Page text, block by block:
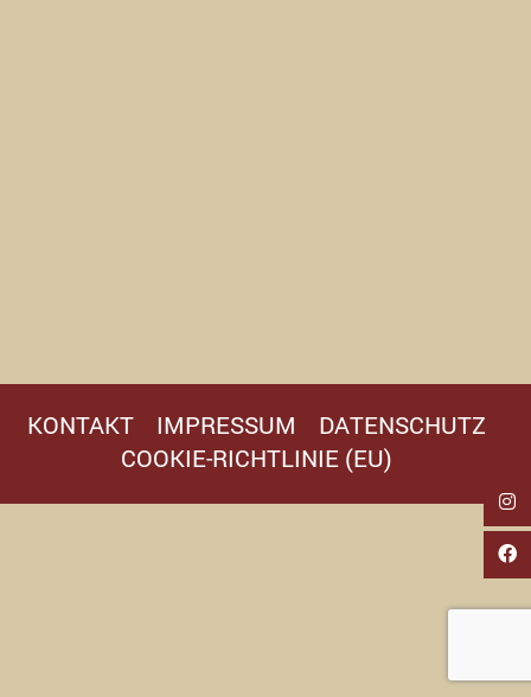
KONTAKT IMPRESSUM
DATENSCHUTZ
COOKIE-RICHTLINIE (EU)